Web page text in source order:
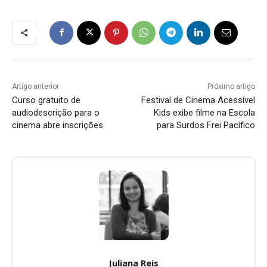
Artigo anterior
Curso gratuito de
audiodescrição para o
cinema abre inscrições
Próximo artigo
Festival de Cinema Acessível
Kids exibe filme na Escola
para Surdos Frei Pacífico
Juliana Reis